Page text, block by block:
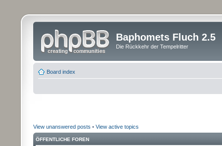
Baphomets Fluch 2.5
Die Rückkehr der Tempelritter
Board index
View unanswered posts • View active topics
ÖFFENTLICHE FOREN